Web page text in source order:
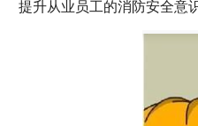
提升从业员工的消防安全意